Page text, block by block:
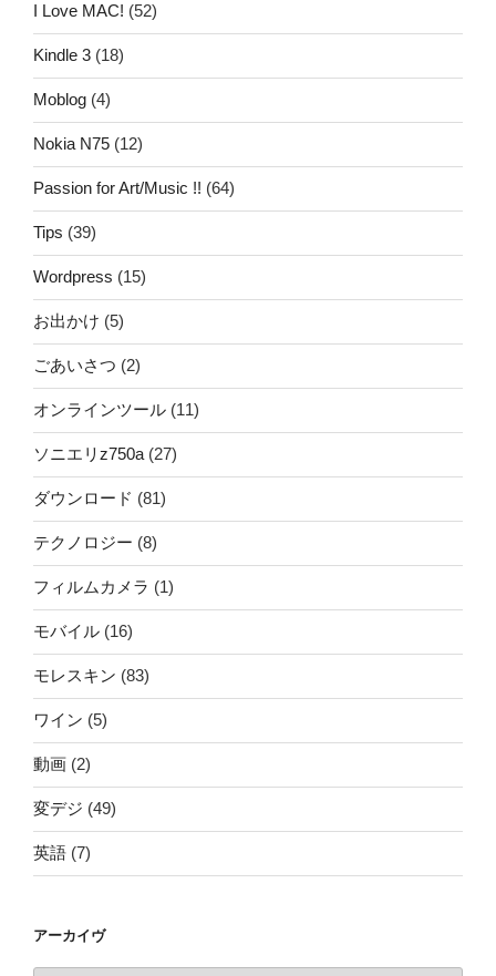
I Love MAC! (52)
Kindle 3 (18)
Moblog (4)
Nokia N75 (12)
Passion for Art/Music !! (64)
Tips (39)
Wordpress (15)
お出かけ (5)
ごあいさつ (2)
オンラインツール (11)
ソニエリz750a (27)
ダウンロード (81)
テクノロジー (8)
フィルムカメラ (1)
モバイル (16)
モレスキン (83)
ワイン (5)
動画 (2)
変デジ (49)
英語 (7)
アーカイヴ